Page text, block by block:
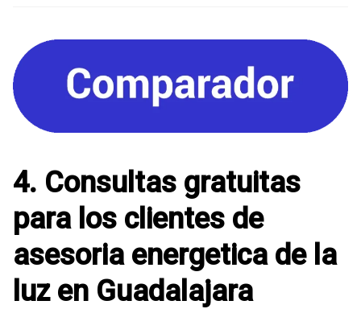
4. Consultas gratuitas
para los clientes de
asesoria energetica de la
luz en Guadalajara